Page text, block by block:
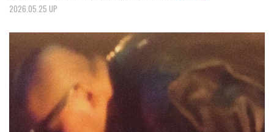
2026.05.25 UP